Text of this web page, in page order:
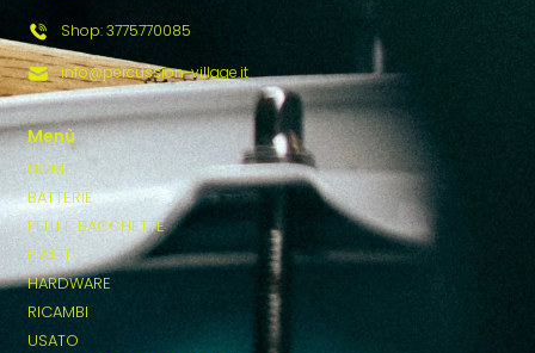
Shop: 3775770085
info@percussion-village.it
Menù
HOME
BATTERIE
PELLI E BACCHETTE
PIATTI
HARDWARE
RICAMBI
USATO